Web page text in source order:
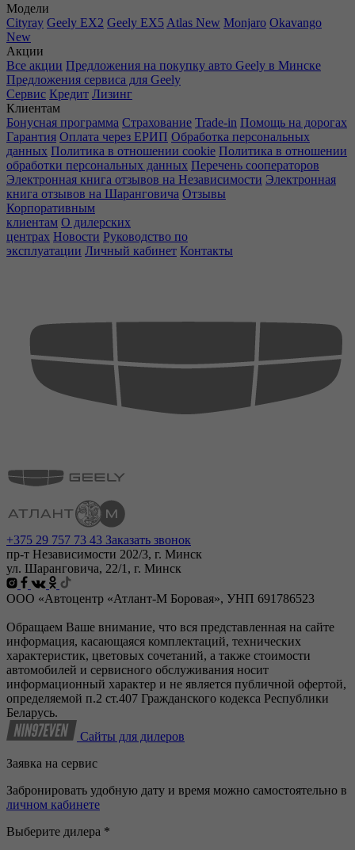
Модели
Cityray Geely EX2 Geely EX5 Atlas New Monjaro Okavango
New
Акции
Все акции Предложения на покупку авто Geely в Минске
Предложения сервиса для Geely
Сервис Кредит Лизинг
Клиентам
Бонусная программа Страхование Trade-in Помощь на дорогах
Гарантия Оплата через ЕРИП Обработка персональных
данных Политика в отношении cookie Политика в отношении
обработки персональных данных Перечень сооператоров
Электронная книга отзывов на Независимости Электронная
книга отзывов на Шаранговича Отзывы
Корпоративным
клиентам О дилерских
центрах Новости Руководство по
эксплуатации Личный кабинет Контакты
+375 29 757 73 43 Заказать звонок
пр-т Независимости 202/3, г. Минск
ул. Шаранговича, 22/1, г. Минск
ООО «Автоцентр «Атлант-М Боровая», УНП 691786523
Обращаем Ваше внимание, что вся представленная на сайте
информация, касающаяся комплектаций, технических
характеристик, цветовых сочетаний, а также стоимости
автомобилей и сервисного обслуживания носит
информационный характер и не является публичной офертой,
определяемой п.2 ст.407 Гражданского кодекса Республики
Беларусь.
Сайты для дилеров
Заявка на сервис
Забронировать удобную дату и время можно самостоятельно в
личном кабинете
Выберите дилера *